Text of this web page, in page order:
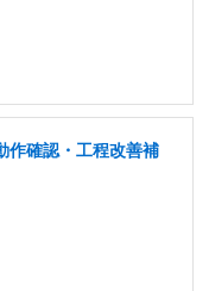
作確認・工程改善補